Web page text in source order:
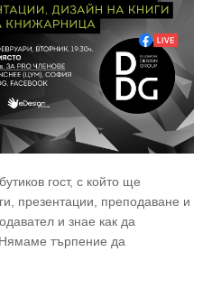
гост, с който ще
презентации, преподаване и
и знае как да
търпение да